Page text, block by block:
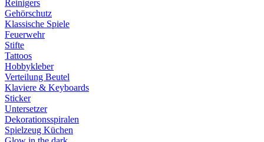
Reinigers
Gehörschutz
Klassische Spiele
Feuerwehr
Stifte
Tattoos
Hobbykleber
Verteilung Beutel
Klaviere & Keyboards
Sticker
Untersetzer
Dekorationsspiralen
Spielzeug Küchen